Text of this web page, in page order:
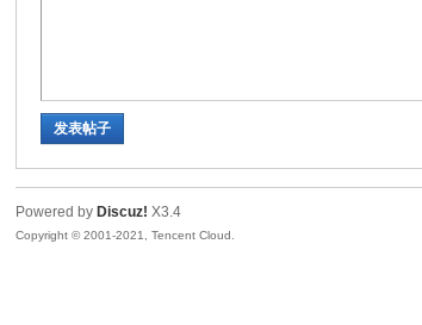
发表帖子
Powered by Discuz! X3.4
Copyright © 2001-2021, Tencent Cloud.